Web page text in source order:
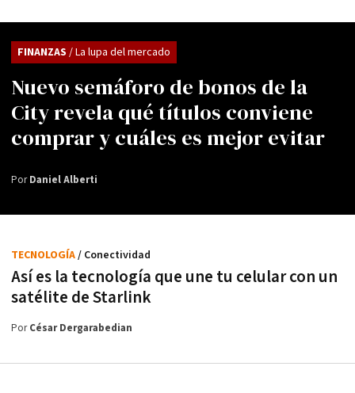
Nuevo semáforo de bonos de la
City revela qué títulos conviene
comprar y cuáles es mejor evitar
FINANZAS / La lupa del mercado
PorDaniel Alberti
Así es la tecnología que une tu celular con un
satélite de Starlink
TECNOLOGÍA/ Conectividad
PorCésar Dergarabedian